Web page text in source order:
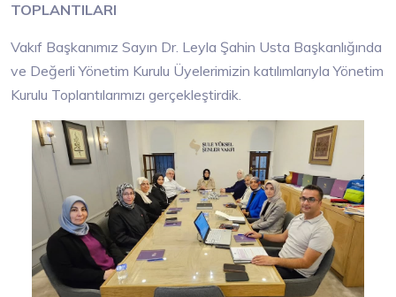
TOPLANTILARI
Vakıf Başkanımız Sayın Dr. Leyla Şahin Usta Başkanlığında
ve Değerli Yönetim Kurulu Üyelerimizin katılımlarıyla Yönetim
Kurulu Toplantılarımızı gerçekleştirdik.